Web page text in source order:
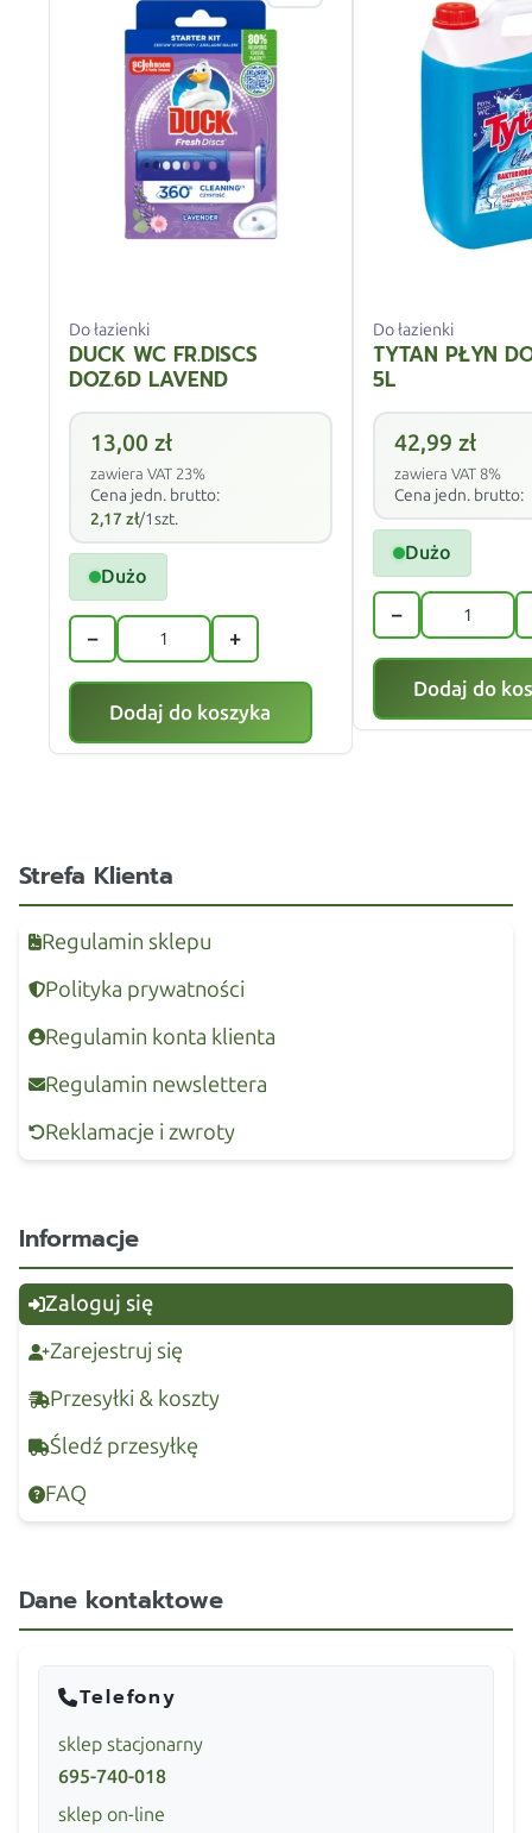
Do łazienki
DUCK WC FR.DISCS
DOZ.6D LAVEND
13,00 zł
zawiera VAT 23%
Cena jedn. brutto:
2,17 zł/1szt.
Dużo
− +
Dodaj do koszyka
Do łazienki
TYTAN PŁYN
5L
42,99 zł
zawiera VAT 8%
Cena jedn. brutto:
Dużo
−
Dodaj do
Strefa Klienta
Regulamin sklepu
Polityka prywatności
Regulamin konta klienta
Regulamin newslettera
Reklamacje i zwroty
Informacje
Zaloguj się
Zarejestruj się
Przesyłki & koszty
Śledź przesyłkę
FAQ
Dane kontaktowe
Telefony
sklep stacjonarny
695-740-018
sklep on-line